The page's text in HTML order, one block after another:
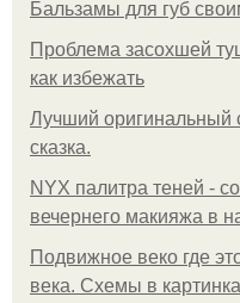
Бальзамы для губ
Проблема засохшей
как избежать
Лучший оригинальный
сказка.
NYX палитра теней -
вечернего макияжа в
Подвижное веко где
века. Схемы в